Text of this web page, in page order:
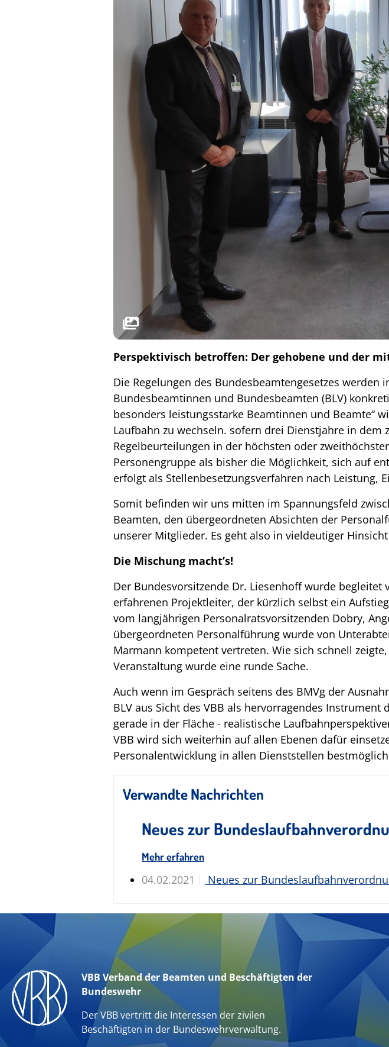
Perspektivisch betroffen: Der gehobene und der
Die Regelungen des Bundesbeamtengesetzes
Bundesbeamtinnen und Bundesbeamten (BLV)
besonders leistungsstarke Beamtinnen und Beamte“
Laufbahn zu wechseln. sofern drei Dienstjahre in
Regelbeurteilungen in der höchsten oder
Personengruppe als bisher die Möglichkeit, sich auf
erfolgt als Stellenbesetzungsverfahren nach Leistung,
Somit befinden wir uns mitten im Spannungsfeld
Beamten, den übergeordneten Absichten der
unserer Mitglieder. Es geht also in vieldeutiger
Die Mischung macht’s!
Der Bundesvorsitzende Dr. Liesenhoff wurde
erfahrenen Projektleiter, der kürzlich selbst ein
vom langjährigen Personalratsvorsitzenden Dobry,
übergeordneten Personalführung wurde von
Marmann kompetent vertreten. Wie sich schnell
Veranstaltung wurde eine runde Sache.
Auch wenn im Gespräch seitens des BMVg der
BLV aus Sicht des VBB als hervorragendes
gerade in der Fläche - realistische
VBB wird sich weiterhin auf allen Ebenen dafür
Personalentwicklung in allen Dienststellen
Verwandte Nachrichten
Neues zur
Mehr erfahren
04.02.2021 Neues zur
VBB Verband der Beamten und Beschäftigten der
Bundeswehr
Der VBB vertritt die Interessen der zivilen
Beschäftigten in der Bundeswehrverwaltung.